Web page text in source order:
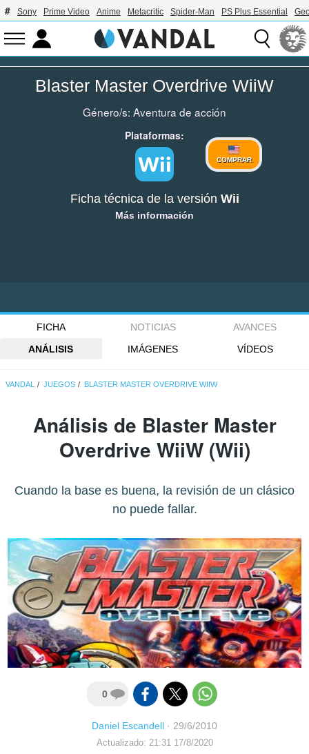
Sony Prime Video Anime Metacritic Spider-Man PS Plus Essential
Blaster Master Overdrive WiiW
Género/s: Aventura de acción
Plataformas:
COMPRAR
Ficha técnica de la versión Wii
Más información
FICHA NOTICIAS
AVANCES
ANÁLISIS
IMÁGENES VÍDEOS
VANDAL JUEGOS BLASTER MASTER OVERDRIVE WIIW
Análisis de Blaster Master
Overdrive WiiW(Wii)
Cuando la base es buena, la revisión de un clásico
no puede fallar.
0
Daniel Escandell · 29/6/2010
Actualizado: 21:31 17/8/2020